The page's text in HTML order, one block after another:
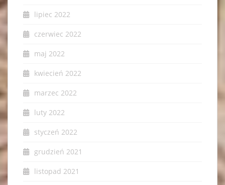
lipiec 2022
czerwiec 2022
maj 2022
kwiecień 2022
marzec 2022
luty 2022
styczeń 2022
grudzień 2021
listopad 2021